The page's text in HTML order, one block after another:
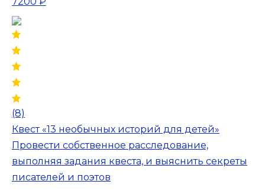
(8)
Квест «13 необычных историй для детей»
Провести собственное расследование,
выполняя задания квеста, и выяснить секреты
писателей и поэтов